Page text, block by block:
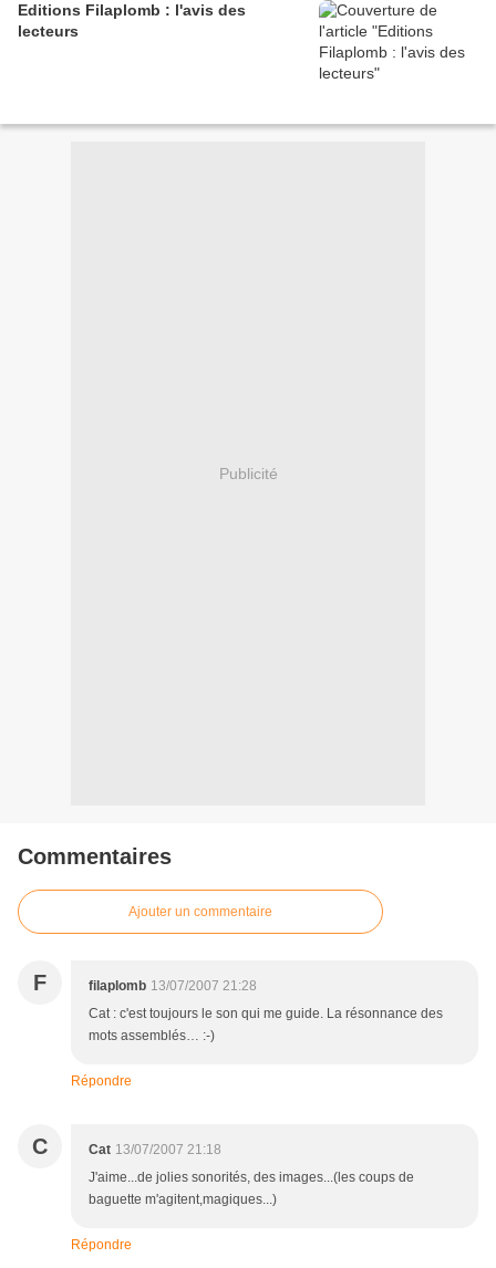
Editions Filaplomb : l'avis des
lecteurs
Publicité
Commentaires
Ajouter un commentaire
F filaplomb 13/07/2007 21:28
Cat : c'est toujours le son qui me guide. La résonnance des
mots assemblés… :-)
Répondre
C Cat 13/07/2007 21:18
J'aime...de jolies sonorités, des images...(les coups de
baguette m'agitent,magiques...)
Répondre